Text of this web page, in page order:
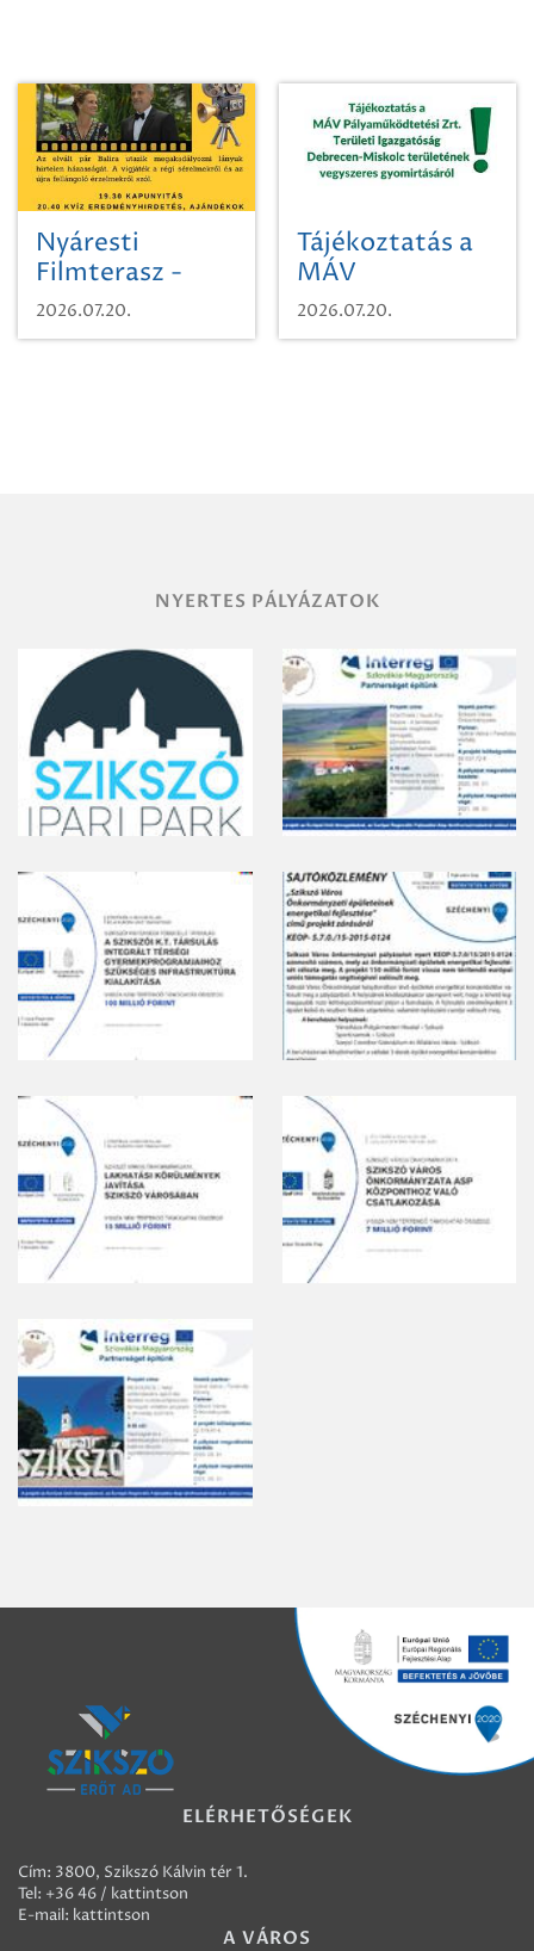
Nyáresti
Filmterasz -
Beugró a
Paradicsomba
2026.07.20.
Tájékoztatás a
MÁV
Pályaműködtetési
Zrt. Területi
2026.07.20.
NYERTES PÁLYÁZATOK
ELÉRHETŐSÉGEK
Cím: 3800, Szikszó Kálvin tér 1.
Tel: +36 46 / kattintson
E-mail: kattintson
A VÁROS